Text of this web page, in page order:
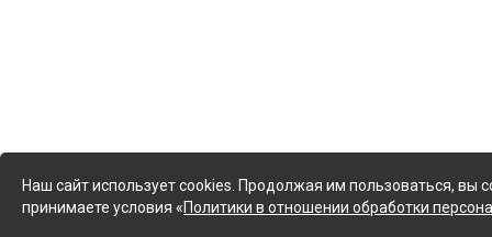
Наш сайт использует cookies. Продолжая им пользоваться, вы
принимаете условия «Политики в отношении обработки